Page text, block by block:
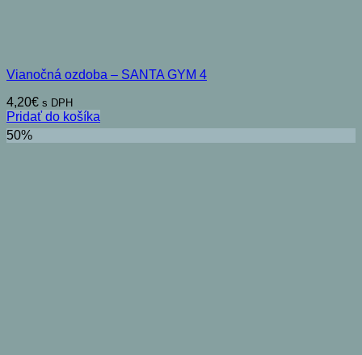
Vianočná ozdoba – SANTA GYM 4
4,20€ s DPH
Pridať do košíka
50%